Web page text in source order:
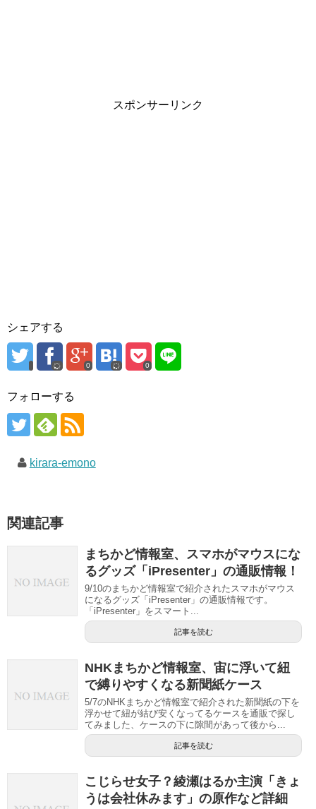
スポンサーリンク
シェアする
0 0
フォローする
kirara-emono
関連記事
まちかど情報室、スマホがマウスにな
るグッズ「iPresenter」の通販情報！
9/10のまちかど情報室で紹介されたスマホがマウス
になるグッズ「iPresenter」の通販情報です。
「iPresenter」をスマート...
記事を読む
NHKまちかど情報室、宙に浮いて紐
で縛りやすくなる新聞紙ケース
5/7のNHKまちかど情報室で紹介された新聞紙の下を
浮かせて紐が結び安くなってるケースを通販で探し
てみました、ケースの下に隙間があって後から...
記事を読む
こじらせ女子？綾瀬はるか主演「きょ
うは会社休みます」の原作など詳細